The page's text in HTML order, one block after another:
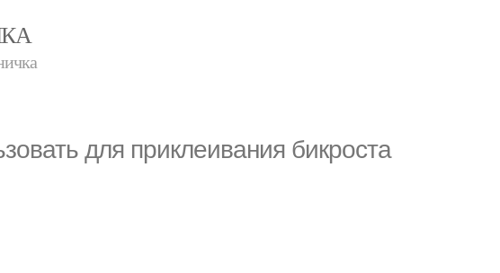
для приклеивания бикроста